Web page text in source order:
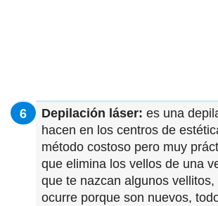
Depilación láser: es una
hacen en los centros de
método costoso pero muy
que elimina los vellos de una
que te nazcan algunos vellitos,
ocurre porque son nuevos,